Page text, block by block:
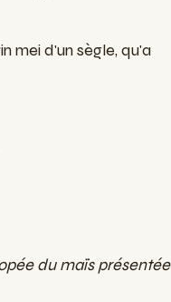
mei d'un sègle, qu'a
du maïsprésentée